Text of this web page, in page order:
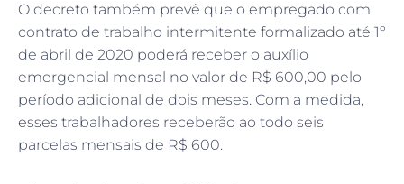
O decreto também prevê que o empregado com
contrato de trabalho intermitente formalizado até 1º
de abril de 2020 poderá receber o auxílio
emergencial mensal no valor de R$ 600,00 pelo
período adicional de dois meses. Com a medida,
esses trabalhadores receberão ao todo seis
parcelas mensais de R$ 600.